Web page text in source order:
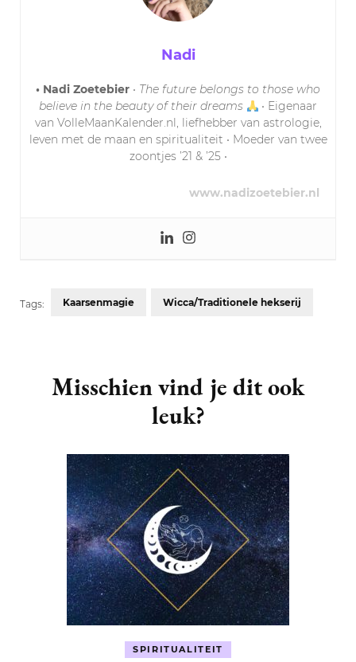
Nadi
• Nadi Zoetebier • The future belongs to those who
believe in the beauty of their dreams
• Eigenaar
van VolleMaanKalender.nl, liefhebber van astrologie,
leven met de maan en spiritualiteit • Moeder van twee
zoontjes ’21 & ’25 •
www.nadizoetebier.nl
Tags: Kaarsenmagie Wicca/Traditionele hekserij
Navigation
Misschien vind je dit ook
leuk?
SPIRITUALITEIT